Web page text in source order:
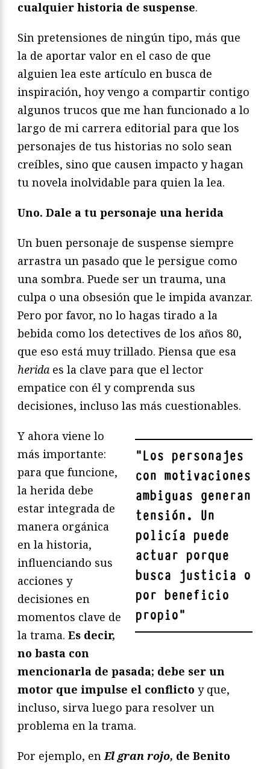
cualquier historia de suspense.
Sin pretensiones de ningún tipo, más que
la de aportar valor en el caso de que
alguien lea este artículo en busca de
inspiración, hoy vengo a compartir contigo
algunos trucos que me han funcionado a lo
largo de mi carrera editorial para que los
personajes de tus historias no solo sean
creíbles, sino que causen impacto y hagan
tu novela inolvidable para quien la lea.
Uno. Dale a tu personaje una herida
Un buen personaje de suspense siempre
arrastra un pasado que le persigue como
una sombra. Puede ser un trauma, una
culpa o una obsesión que le impida avanzar.
Pero por favor, no lo hagas tirado a la
bebida como los detectives de los años 80,
que eso está muy trillado. Piensa que esa
herida es la clave para que el lector
empatice con él y comprenda sus
decisiones, incluso las más cuestionables.
"Los personajes
con motivaciones
ambiguas generan
tensión. Un
policía puede
actuar porque
busca justicia o
por beneficio
propio"
Y ahora viene lo
más importante:
para que funcione,
la herida debe
estar integrada de
manera orgánica
en la historia,
influenciando sus
acciones y
decisiones en
momentos clave de
la trama. Es decir,
no basta con
mencionarla de pasada; debe ser un
motor que impulse el conflicto y que,
incluso, sirva luego para resolver un
problema en la trama.
Por ejemplo, en El gran rojo, de Benito